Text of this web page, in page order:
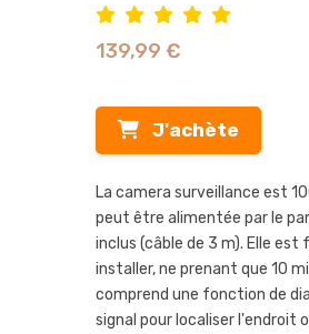
139,99 €
J'achète
La camera surveillance est
peut être alimentée par le
inclus (câble de 3 m). Elle est
installer, ne prenant que 10
comprend une fonction de
signal pour localiser l'endroit